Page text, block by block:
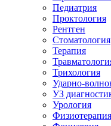
Педиатрия
Проктология
Рентген
Стоматология
Терапия
Трихология
Ударно-
УЗ
Урология
Физиотерапия